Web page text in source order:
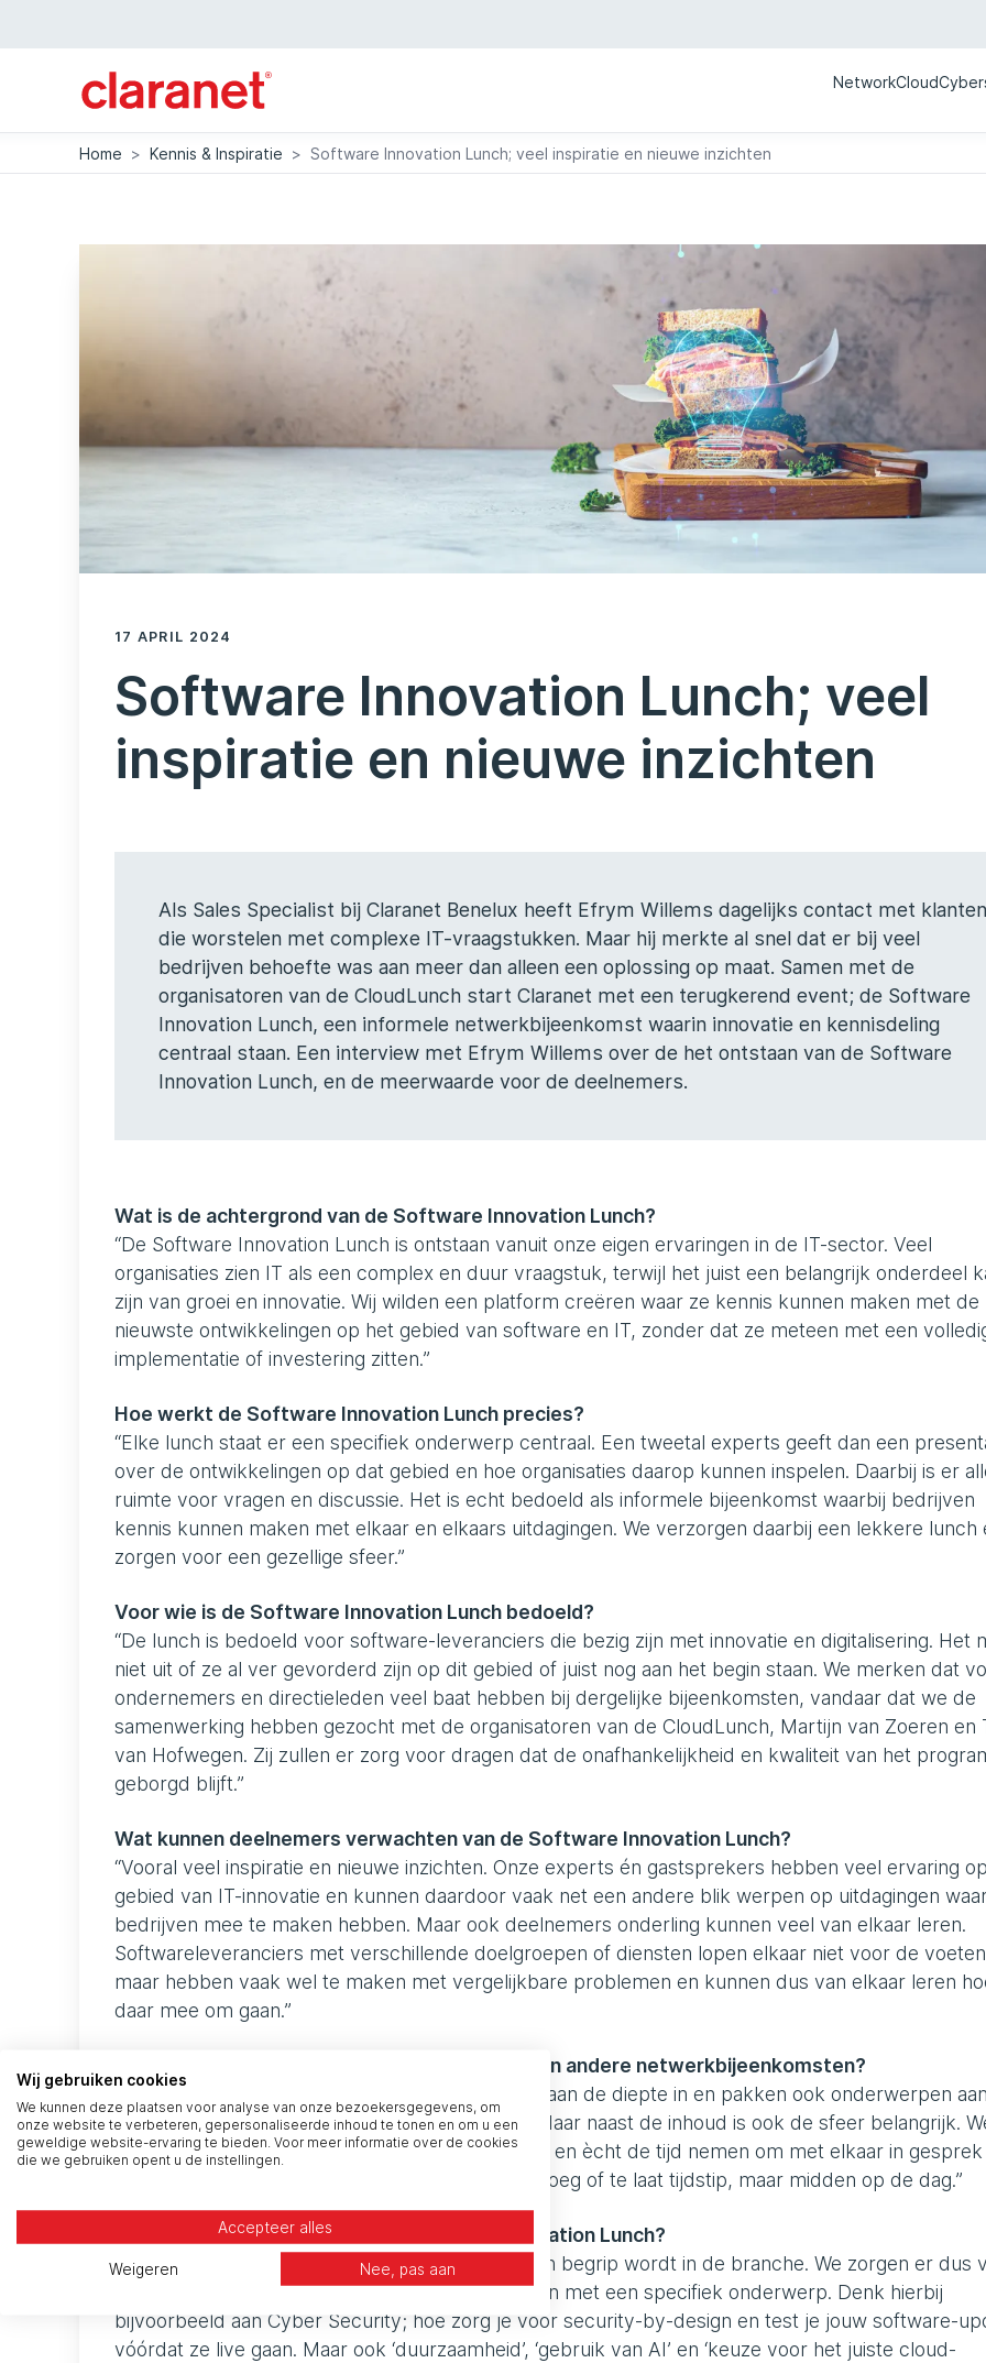
NetworkCloud
Home > Kennis & Inspiratie > Software Innovation Lunch; veel inspiratie en nieuwe inzichten
17 APRIL 2024
Software Innovation Lunch; veel
inspiratie en nieuwe inzichten
Als Sales Specialist bij Claranet Benelux heeft Efrym Willems dagelijks contact met klanten
die worstelen met complexe IT-vraagstukken. Maar hij merkte al snel dat er bij veel
bedrijven behoefte was aan meer dan alleen een oplossing op maat. Samen met de
organisatoren van de CloudLunch start Claranet met een terugkerend event; de Software
Innovation Lunch, een informele netwerkbijeenkomst waarin innovatie en kennisdeling
centraal staan. Een interview met Efrym Willems over de het ontstaan van de Software
Innovation Lunch, en de meerwaarde voor de deelnemers.
Wat is de achtergrond van de Software Innovation Lunch?
“De Software Innovation Lunch is ontstaan vanuit onze eigen ervaringen in de IT-sector. Veel
organisaties zien IT als een complex en duur vraagstuk, terwijl het juist een belangrijk onderdeel
zijn van groei en innovatie. Wij wilden een platform creëren waar ze kennis kunnen maken met de
nieuwste ontwikkelingen op het gebied van software en IT, zonder dat ze meteen met een
implementatie of investering zitten.”
Hoe werkt de Software Innovation Lunch precies?
“Elke lunch staat er een specifiek onderwerp centraal. Een tweetal experts geeft dan een
over de ontwikkelingen op dat gebied en hoe organisaties daarop kunnen inspelen. Daarbij is er
ruimte voor vragen en discussie. Het is echt bedoeld als informele bijeenkomst waarbij bedrijven
kennis kunnen maken met elkaar en elkaars uitdagingen. We verzorgen daarbij een lekkere lunch
zorgen voor een gezellige sfeer.”
Voor wie is de Software Innovation Lunch bedoeld?
“De lunch is bedoeld voor software-leveranciers die bezig zijn met innovatie en digitalisering. Het
niet uit of ze al ver gevorderd zijn op dit gebied of juist nog aan het begin staan. We merken dat
ondernemers en directieleden veel baat hebben bij dergelijke bijeenkomsten, vandaar dat we de
samenwerking hebben gezocht met de organisatoren van de CloudLunch, Martijn van Zoeren en
van Hofwegen. Zij zullen er zorg voor dragen dat de onafhankelijkheid en kwaliteit van het
geborgd blijft.”
Wat kunnen deelnemers verwachten van de Software Innovation Lunch?
“Vooral veel inspiratie en nieuwe inzichten. Onze experts én gastsprekers hebben veel ervaring
gebied van IT-innovatie en kunnen daardoor vaak net een andere blik werpen op uitdagingen
bedrijven mee te maken hebben. Maar ook deelnemers onderling kunnen veel van elkaar leren.
Softwareleveranciers met verschillende doelgroepen of diensten lopen elkaar niet voor de voeten
maar hebben vaak wel te maken met vergelijkbare problemen en kunnen dus van elkaar leren
daar mee om gaan.”
Hoe verschilt de Software Innovation Lunch van andere netwerkbijeenkomsten?
“Wat ons vooral onderscheidt, is de inhoud. We gaan de diepte in en pakken ook onderwerpen
normaal gesproken bijna nooit aan bod komen. Maar naast de inhoud is ook de sfeer belangrijk.
willen dat deelnemers zich op hun gemak voelen en ècht de tijd nemen om met elkaar in
gaan. Daarom is de lunch ook niet op een al te vroeg of te laat tijdstip, maar midden op de dag.”
Hoe zie je de toekomst van de Software Innovation Lunch?
“We willen graag dat de lunch blijft groeien en een begrip wordt in de branche. We zorgen er dus
dat we elk kwartaal een nieuwe lunch organiseren met een specifiek onderwerp. Denk hierbij
bijvoorbeeld aan Cyber Security; hoe zorg je voor security-by-design en test je jouw software-
vóórdat ze live gaan. Maar ook ‘duurzaamheid’, ‘gebruik van AI’ en ‘keuze voor het juiste cloud-
Wij gebruiken cookies
We kunnen deze plaatsen voor analyse van onze bezoekersgegevens, om
onze website te verbeteren, gepersonaliseerde inhoud te tonen en om u een
geweldige website-ervaring te bieden. Voor meer informatie over de cookies
die we gebruiken opent u de instellingen.
Accepteer alles
Weigeren Nee, pas aan